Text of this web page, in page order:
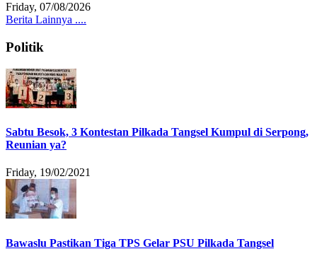
Friday, 07/08/2026
Berita Lainnya ....
Politik
Sabtu Besok, 3 Kontestan Pilkada Tangsel Kumpul di Serpong,
Reunian ya?
Friday, 19/02/2021
Bawaslu Pastikan Tiga TPS Gelar PSU Pilkada Tangsel